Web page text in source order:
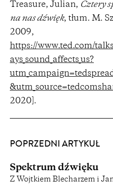
Treasure, Julian, Cztery
na nas dźwięk, tłum. M.
2009,
https://www.ted.com/
ays_sound_affects_us?
2020].
POPRZEDNI ARTYKUŁ
Spektrum dźwięku
Z Wojtkiem Blecharzem i